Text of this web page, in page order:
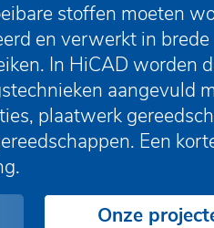
stoffen moeten
en verwerkt in brede
In HiCAD worden
aangevuld
plaatwerk
Een
Onze